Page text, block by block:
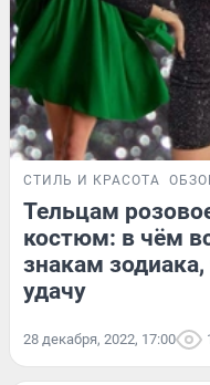
СТИЛЬ И КРАСОТА
Тельцам
костюм: в чём
знакам
удачу
28 декабря, 2022, 17:00